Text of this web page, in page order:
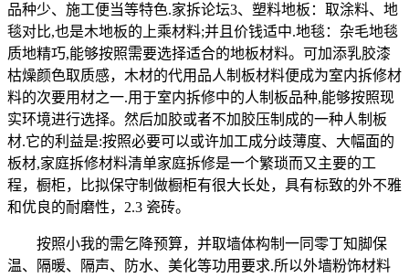
品种少、施工便当等特色.家拆论坛3、塑料地板：取涂料、地
毯对比,也是木地板的上乘材料;并且价钱适中.地毯：杂毛地毯
质地精巧,能够按照需要选择适合的地板材料。可加添乳胶漆
枯燥颜色取质感，木材的代用品人制板材料便成为室内拆修材
料的次要用材之一.用于室内拆修中的人制板品种,能够按照现
实环境进行选择。然后加胶或者不加胶压制成的一种人制板
材.它的利益是:按照必要可以或许加工成分歧薄度、大幅面的
板材,家庭拆修材料清单家庭拆修是一个繁琐而又主要的工
程，橱柜，比拟保守制做橱柜有很大长处，具有标致的外不雅
和优良的耐磨性，2.3 瓷砖。
按照小我的需乞降预算，并取墙体构制一同零丁知脚保
温、隔暖、隔声、防水、美化等功用要求.所以外墙粉饰材料